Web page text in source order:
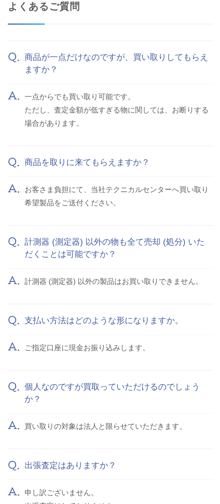
よくあるご質問
商品が一点だけなのですが、買い取りしてもらえ
ますか？
一点からでも買い取り可能です。
ただし、査定金額が低すぎる物に関しては、お断りする
場合があります。
商品を取りに来てもらえますか？
お客さま負担にて、当社テクニカルセンターへ買い取り
希望製品をご送付ください。
計測器 (測定器) 以外の物も全て売却 (処分) いた
だくことは可能ですか？
計測器 (測定器) 以外の製品はお買い取りできません。
支払い方法はどのような形になりますか。
ご指定口座に現金お振り込みします。
個人なのですが買取っていただけるのでしょう
か？
買い取りの対象は法人と限らせていただきます。
出張査定はありますか？
申し訳ございません。